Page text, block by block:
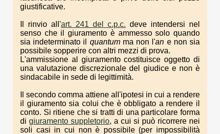
giustificative.
Il rinvio all'art. 241 del c.p.c. deve intendersi nel
senso che il giuramento è ammesso solo quando
sia indeterminato il quantumma non l'an e non sia
possibile sopperire con altri mezzi di prova.
L'ammissione al giuramento costituisce oggetto di
una valutazione discrezionale del giudice e non è
sindacabile in sede di legittimità.
Il secondo comma attiene all'ipotesi in cui a rendere
il giuramento sia colui che è obbligato a rendere il
conto. Si ritiene che si tratti di una particolare forma
di giuramento suppletorio, a cui si può ricorrere nei
soli casi in cui non è possibile (per impossibilità